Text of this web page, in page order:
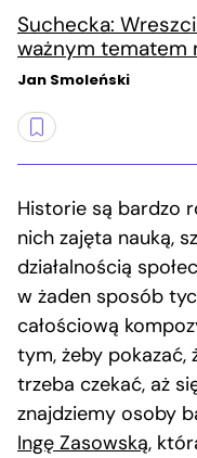
Suchecka:
ważnym tematem
Jan Smoleński
Historie są bardzo
nich zajęta nauką,
działalnością
w żaden sposób
całościową
tym, żeby pokazać,
trzeba czekać, aż
znajdziemy osoby
Ingę Zasowską,